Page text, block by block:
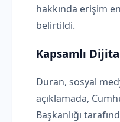
hakkında erişim
belirtildi.
Kapsamlı
Duran, sosyal
açıklamada,
Başkanlığı